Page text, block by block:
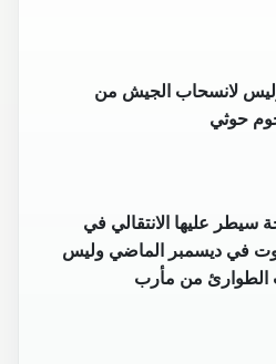
لانسحاب الجيش من
حوثي
سيطر عليها الانتقالي في
في ديسمبر الماضي وليس
الطوارئ من مأرب